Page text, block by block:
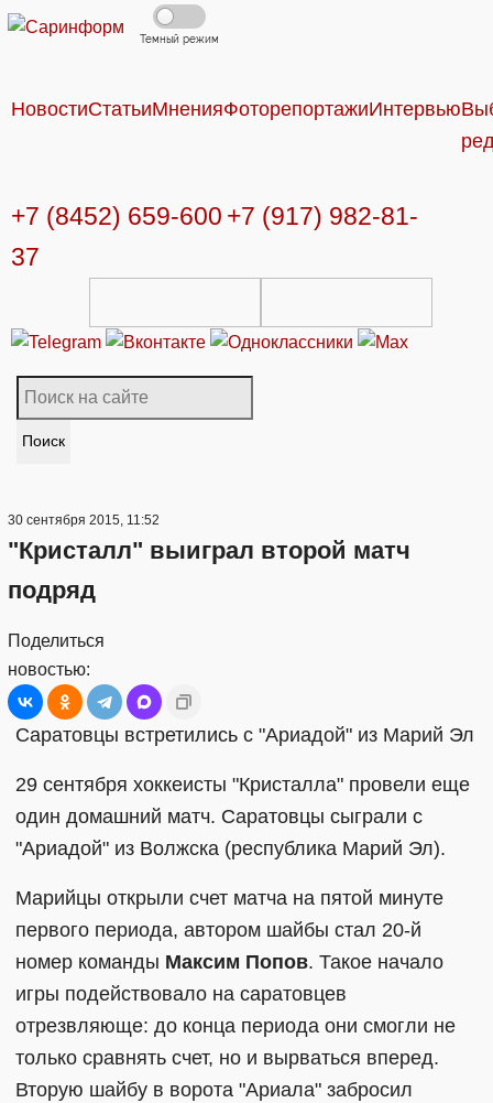
Темный режим
НовостиСтатьиМненияФоторепортажиИнтервью
+7 (8452) 659-600 +7 (917) 982-81-
37
Поиск
30 сентября 2015, 11:52
"Кристалл" выиграл второй матч
подряд
Поделиться
новостью:
Саратовцы встретились с "Ариадой" из Марий Эл
29 сентября хоккеисты "Кристалла" провели еще
один домашний матч. Саратовцы сыграли с
"Ариадой" из Волжска (республика Марий Эл).
Марийцы открыли счет матча на пятой минуте
первого периода, автором шайбы стал 20-й
номер команды Максим Попов. Такое начало
игры подействовало на саратовцев
отрезвляюще: до конца периода они смогли не
только сравнять счет, но и вырваться вперед.
Вторую шайбу в ворота "Ариала" забросил